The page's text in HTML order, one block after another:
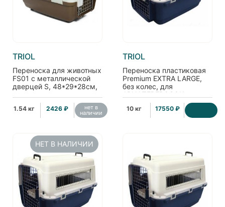
TRIOL
Переноска для животных
FS01 с металлической
дверцей S, 48*29*28см,
1.54 кг 2426 ₽ нет в
наличии
TRIOL
Переноска пластиковая
Premium EXTRA LARGE,
без колес, для
АВИАПЕРЕВОЗОК,
93*63*59 см (5109)
10 кг 17550 ₽
НЕТ В НАЛИЧИИ